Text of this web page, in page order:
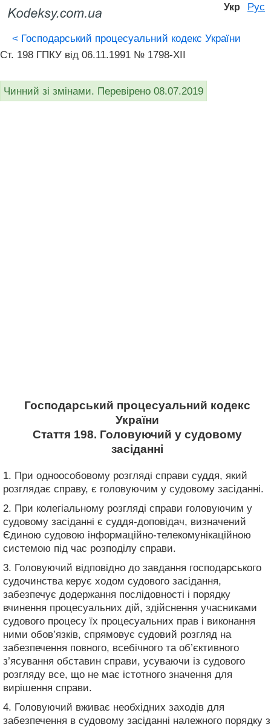
Укр Рус
< Господарський процесуальний кодекс України
Ст. 198 ГПКУ від 06.11.1991 № 1798-XII
Чинний зі змінами. Перевірено 08.07.2019
Господарський процесуальний кодекс
України
Стаття 198. Головуючий у судовому
засіданні
1. При одноособовому розгляді справи суддя, який
розглядає справу, є головуючим у судовому засіданні.
2. При колегіальному розгляді справи головуючим у
судовому засіданні є суддя-доповідач, визначений
Єдиною судовою інформаційно-телекомунікаційною
системою під час розподілу справи.
3. Головуючий відповідно до завдання господарського
судочинства керує ходом судового засідання,
забезпечує додержання послідовності і порядку
вчинення процесуальних дій, здійснення учасниками
судового процесу їх процесуальних прав і виконання
ними обов’язків, спрямовує судовий розгляд на
забезпечення повного, всебічного та об’єктивного
з’ясування обставин справи, усуваючи із судового
розгляду все, що не має істотного значення для
вирішення справи.
4. Головуючий вживає необхідних заходів для
забезпечення в судовому засіданні належного порядку з